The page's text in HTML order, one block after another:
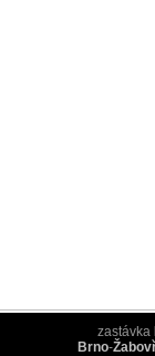
zastávka
Brno-